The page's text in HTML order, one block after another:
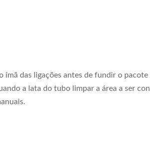
das ligações antes de fundir o
a lata do tubo limpar a área a ser